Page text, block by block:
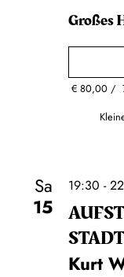
Großes
€80,00
Sa
15
19:30 -
Kurt